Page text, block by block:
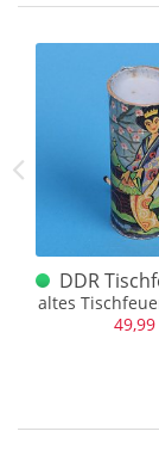
Lady Cracker
Cracker mit Tiger
DDR
altes